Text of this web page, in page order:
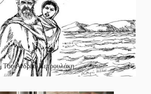
Το κλίκ της ημέρας
Του Ανδρέα Πετρουλάκη